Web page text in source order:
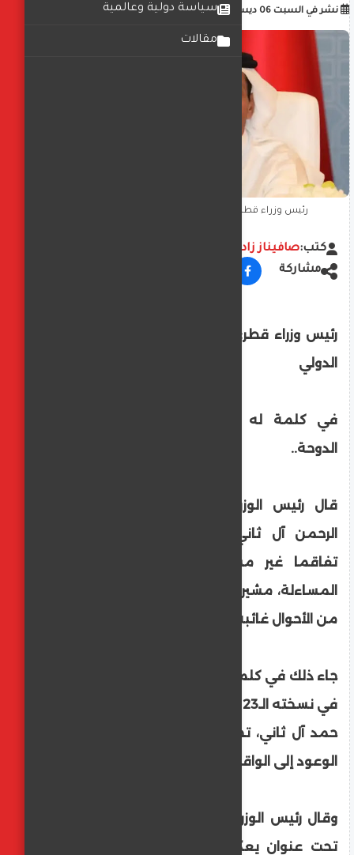
سياسة دولية وعالمية
مقالات
نشر في السبت 06 ديسمبر 2025 12:59:00 م
رئيس وزراء قطر: غياب المساءلة أخل بالنظام الدولي
كتب:صافيناز زادة
مشاركة
رئيس وزراء قطر: غياب المساءلة أخل بالنظام
الدولي
الدوحة..
قال رئيس الوزراء القطري محمد بن عبد
الرحمن آل ثاني، السبت، إن العالم يشهد
تفاقما غير مسبوق للأزمات بسبب غياب
المساءلة، مشيرا إلى أن العدالة باتت في كثير
من الأحوال غائبة.
جاء ذلك في كلمته خلال افتتاح منتدى الدوحة
حمد آل ثاني، تحت شعار "ترسيخ العدالة: من
الوعود إلى الواقع الملموس".
وقال رئيس الوزراء: " يأتي المنتدى هذا العام
تحت عنوان يعكس حقيقة نلمسها جميعا،